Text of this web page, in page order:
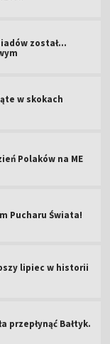
został...
w skokach
Polaków na ME
Pucharu Świata!
lipiec w historii
przepłynąć Bałtyk.